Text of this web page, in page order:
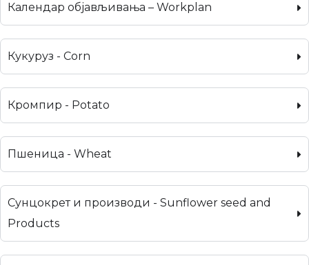
Календар објављивања – Workplan
Кукуруз - Corn
Кромпир - Potato
Пшеница - Wheat
Сунцокрет и производи - Sunflower seed and
Products